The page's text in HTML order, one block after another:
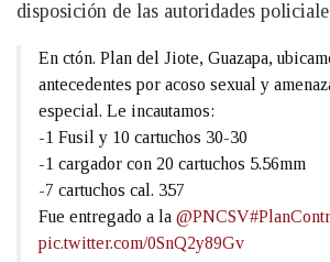
disposición de las autoridades
En ctón. Plan del Jiote, Guazapa,
antecedentes por acoso sexual y
especial. Le incautamos:
-1 Fusil y 10 cartuchos 30-30
-1 cargador con 20 cartuchos 5.56mm
-7 cartuchos cal. 357
Fue entregado a la @PNCSV
pic.twitter.com/0SnQ2y89Gv